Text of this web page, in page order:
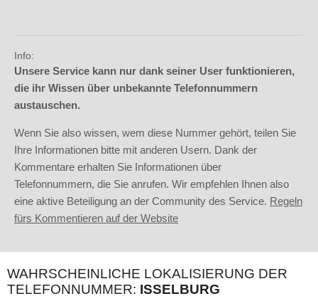
Info:
Unsere Service kann nur dank seiner User funktionieren,
die ihr Wissen über unbekannte Telefonnummern
austauschen.
Wenn Sie also wissen, wem diese Nummer gehört, teilen Sie
Ihre Informationen bitte mit anderen Usern. Dank der
Kommentare erhalten Sie Informationen über
Telefonnummern, die Sie anrufen. Wir empfehlen Ihnen also
eine aktive Beteiligung an der Community des Service. Regeln
fürs Kommentieren auf der Website
WAHRSCHEINLICHE LOKALISIERUNG DER
TELEFONNUMMER: ISSELBURG